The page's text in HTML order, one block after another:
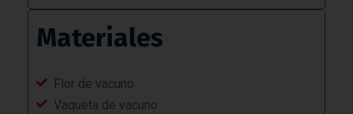
Materiales
Flor de vacuno
Vaqueta de vacuno